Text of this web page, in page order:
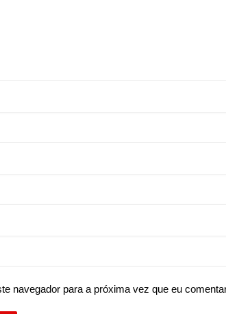
navegador para a próxima vez que eu